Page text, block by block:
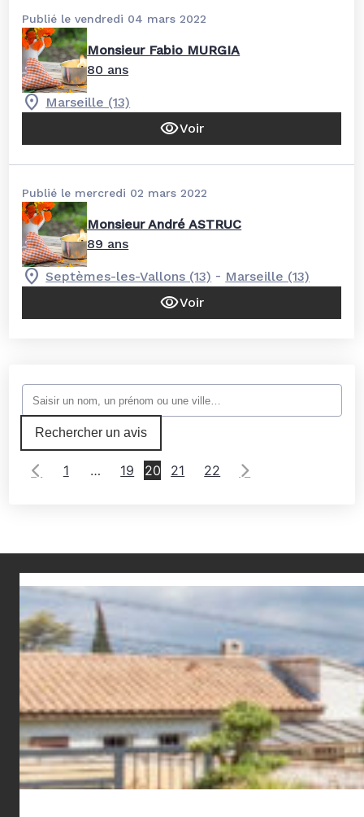
Publié le vendredi 04 mars 2022
Monsieur Fabio MURGIA
80 ans
Marseille (13)
Voir
Publié le mercredi 02 mars 2022
Monsieur André ASTRUC
89 ans
Septèmes-les-Vallons (13) - Marseille (13)
Voir
Rechercher un avis
1 … 19 20 21 22